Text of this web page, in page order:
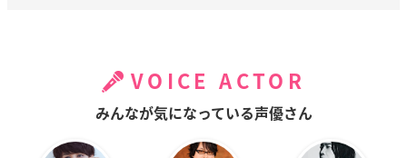
VOICE ACTOR
みんなが気になっている声優さん